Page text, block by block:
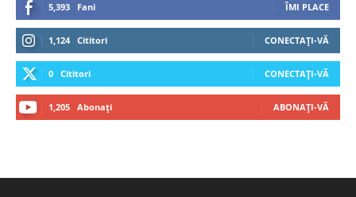
5,393 Fani ÎMI PLACE
1,124 Cititori CONECTAȚI-VĂ
0 Cititori CONECTAȚI-VĂ
1,205 Abonați ABONAȚI-VĂ